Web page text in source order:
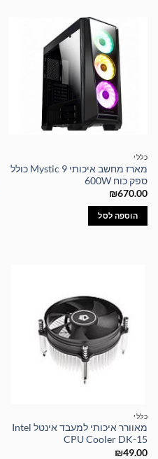
כללי
מארז מחשב איכותי Mystic 9 כולל
ספק כוח 600W
₪670.00
הוספה לסל
כללי
מאוורר איכותי למעבד אינטל Intel
CPU Cooler DK-15
₪49.00